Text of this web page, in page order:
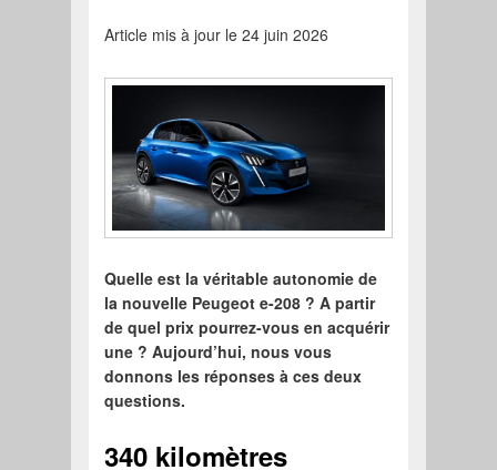
Article mis à jour le 24 juin 2026
Quelle est la véritable autonomie de
la nouvelle Peugeot e-208 ? A partir
de quel prix pourrez-vous en acquérir
une ? Aujourd’hui, nous vous
donnons les réponses à ces deux
questions.
340 kilomètres